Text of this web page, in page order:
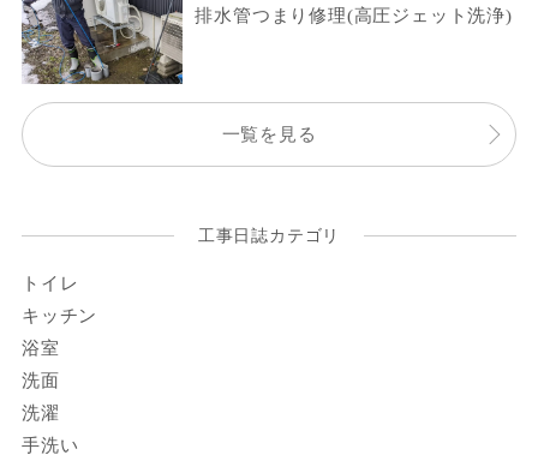
排水管つまり修理(高圧ジェット洗浄)
一覧を見る
工事日誌カテゴリ
トイレ
キッチン
浴室
洗面
洗濯
手洗い